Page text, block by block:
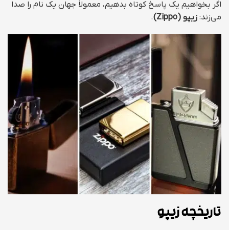
اگر بخواهیم یک پاسخ کوتاه بدهیم، معمولاً جهان یک نام را صدا
می‌زند: زیپو (Zippo) .
تاریخچه زیپو